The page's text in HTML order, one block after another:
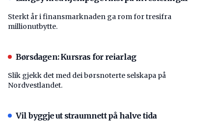
Sterkt år i finansmarknaden ga rom for tresifra
millionutbytte.
Børsdagen: Kursras for reiarlag
Slik gjekk det med dei børsnoterte selskapa på
Nordvestlandet.
Vil byggje ut straumnett på halve tida